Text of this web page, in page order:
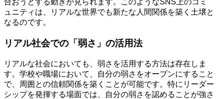
合おうとする動きが見られます。このようなSNS上のコミ
ュニティは、リアルな世界でも新たな人間関係を築く土壌と
なるのです。
リアル社会での「弱さ」の活用法
リアルな社会においても、弱さを活用する方法は存在しま
す。学校や職場において、自分の弱さをオープンにすること
で、周囲との信頼関係を築くことが可能です。特にリーダー
シップを発揮する場面では、自分の弱さを認めることが強さ